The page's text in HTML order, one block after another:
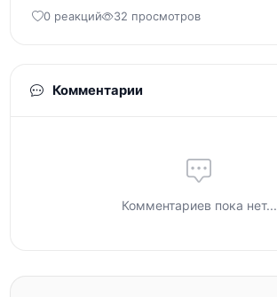
0 реакций 32 просмотров
Комментарии
Комментариев пока нет...